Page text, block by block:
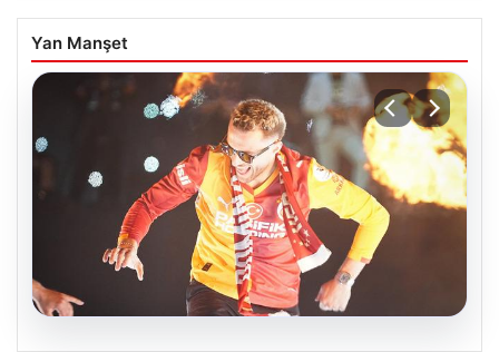
Yan Manşet
06.08.2026